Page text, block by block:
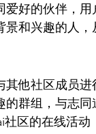
好的伙伴，
景和兴趣的人
其他社区成员
的群组，与志
社区的在线活